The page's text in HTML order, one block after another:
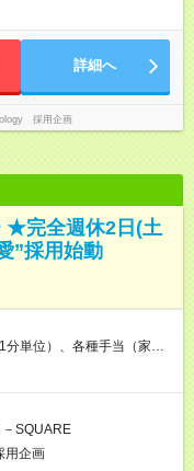
詳細へ
採用企画
★完全週休2日(土
”採用始動
単位）、各種手当（家
ル・経験年数・年齢等も
あ
SQUARE
用企画